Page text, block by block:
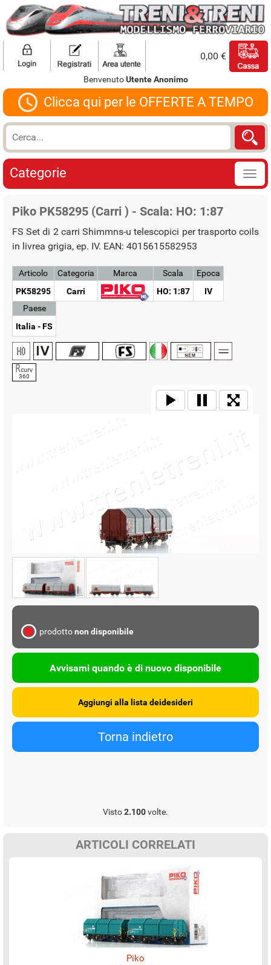
0,00 €
BenvenutoUtente Anonimo
Clicca qui per le OFFERTE A TEMPO
Categorie
Piko PK58295 (Carri ) - Scala: HO: 1:87
FS Set di 2 carri Shimmns-u telescopici per trasporto coils
in livrea grigia, ep. IV. EAN: 4015615582953
Articolo
PK58295
Categoria
Carri
Marca
Scala
HO: 1:87
Epoca
IV
Paese
Italia - FS
360
prodottonon disponibile
Avvisami quando è di nuovo disponibile
Visto2.100volte.
ARTICOLI CORRELATI
Piko